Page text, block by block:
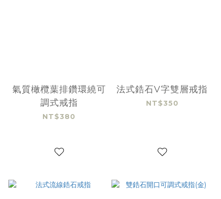
氣質橄欖葉排鑽環繞可
調式戒指
NT$380
法式鋯石V字雙層戒指
NT$350